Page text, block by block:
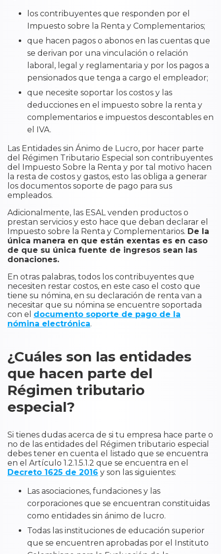
los contribuyentes que responden por el
Impuesto sobre la Renta y Complementarios;
que hacen pagos o abonos en las cuentas que
se derivan por una vinculación o relación
laboral, legal y reglamentaria y por los pagos a
pensionados que tenga a cargo el empleador;
que necesite soportar los costos y las
deducciones en el impuesto sobre la renta y
complementarios e impuestos descontables en
el IVA.
Las Entidades sin Ánimo de Lucro, por hacer parte
del Régimen Tributario Especial son contribuyentes
del Impuesto Sobre la Renta y por tal motivo hacen
la resta de costos y gastos, esto las obliga a generar
los documentos soporte de pago para sus
empleados.
Adicionalmente, las ESAL venden productos o
prestan servicios y esto hace que deban declarar el
Impuesto sobre la Renta y Complementarios. De la
única manera en que están exentas es en caso
de que su única fuente de ingresos sean las
donaciones.
En otras palabras, todos los contribuyentes que
necesiten restar costos, en este caso el costo que
tiene su nómina, en su declaración de renta van a
necesitar que su nómina se encuentre soportada
con el documento soporte de pago de la
nómina electrónica.
¿Cuáles son las entidades
que hacen parte del
Régimen tributario
especial?
Si tienes dudas acerca de si tu empresa hace parte o
no de las entidades del Régimen tributario especial
debes tener en cuenta el listado que se encuentra
en el Artículo 1.2.1.5.1.2 que se encuentra en el
Decreto 1625 de 2016 y son las siguientes:
Las asociaciones, fundaciones y las
corporaciones que se encuentran constituidas
como entidades sin ánimo de lucro.
Todas las instituciones de educación superior
que se encuentren aprobadas por el Instituto